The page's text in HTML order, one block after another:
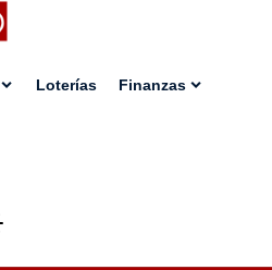
Loterías Finanzas